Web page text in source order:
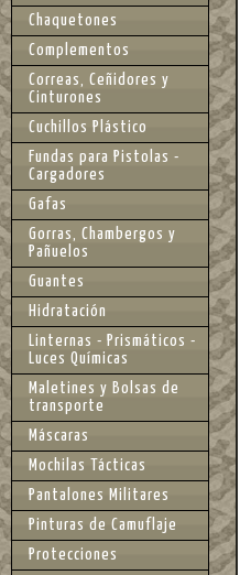
Chaquetones
Complementos
Correas, Ceñidores y
Cinturones
Cuchillos Plástico
Fundas para Pistolas -
Cargadores
Gafas
Gorras, Chambergos y
Pañuelos
Guantes
Hidratación
Linternas - Prismáticos -
Luces Químicas
Maletines y Bolsas de
transporte
Máscaras
Mochilas Tácticas
Pantalones Militares
Pinturas de Camuflaje
Protecciones